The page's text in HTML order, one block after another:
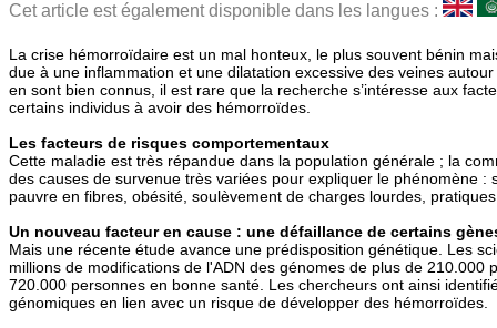
Cet article est également disponible dans les langues :
La crise hémorroïdaire est un mal honteux, le plus souvent bénin
due à une inflammation et une dilatation excessive des veines autour
en sont bien connus, il est rare que la recherche s’intéresse aux
certains individus à avoir des hémorroïdes.
Les facteurs de risques comportementaux
Cette maladie est très répandue dans la population générale ; la
des causes de survenue très variées pour expliquer le phénomène :
pauvre en fibres, obésité, soulèvement de charges lourdes,
Un nouveau facteur en cause : une défaillance de certains
Mais une récente étude avance une prédisposition génétique. Les
millions de modifications de l'ADN des génomes de plus de 210.000
720.000 personnes en bonne santé. Les chercheurs ont ainsi
génomiques en lien avec un risque de développer des hémorroïdes.